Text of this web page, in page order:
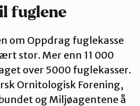
fuglene
om Oppdrag fuglekasse
stor. Mer enn 11 000
over 5000 fuglekasser.
Ornitologisk Forening,
og Miljøagentene å